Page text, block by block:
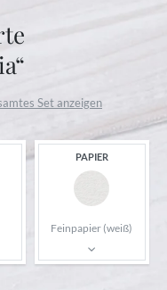
Set anzeigen
PAPIER
Feinpapier (weiß)